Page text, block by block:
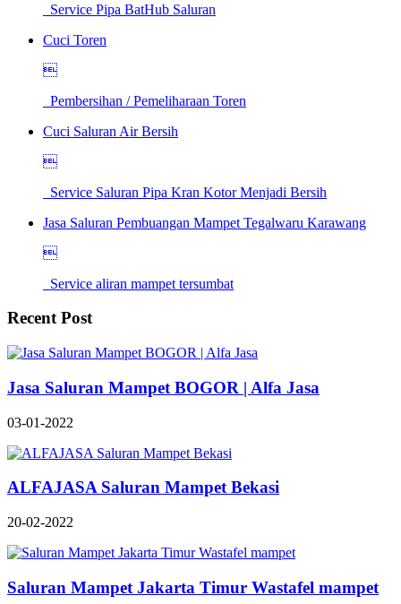
Service Pipa BatHub Saluran
Cuci Toren

Pembersihan / Pemeliharaan Toren
Cuci Saluran Air Bersih

Service Saluran Pipa Kran Kotor Menjadi Bersih
Jasa Saluran Pembuangan Mampet Tegalwaru Karawang

Service aliran mampet tersumbat
Recent Post
Jasa Saluran Mampet BOGOR | Alfa Jasa
03-01-2022
ALFAJASA Saluran Mampet Bekasi
20-02-2022
Saluran Mampet Jakarta Timur Wastafel mampet